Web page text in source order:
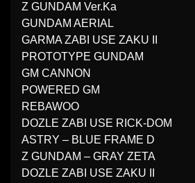
Z GUNDAM Ver.Ka
GUNDAM AERIAL
GARMA ZABI USE ZAKU II
PROTOTYPE GUNDAM
GM CANNON
POWERED GM
REBAWOO
DOZLE ZABI USE RICK-DOM
ASTRY – BLUE FRAME D
Z GUNDAM – GRAY ZETA
DOZLE ZABI USE ZAKU II